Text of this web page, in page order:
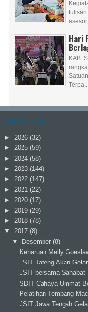
tulisan
asesor
Hari
KAB.
Terpa...
ARSIP BLOG
► 2026 (32)
► 2025 (59)
► 2024 (58)
► 2023 (144)
► 2022 (147)
► 2021 (22)
► 2020 (17)
► 2019 (29)
► 2018 (78)
▼ 2017 (8)
▼ Desember (8)
Keharuan Melly
JSIT Jateng Akan
JSIT bersama
SDIT Cahaya Ummat
Pelatihan Tembang
JSIT Jawa Tengah